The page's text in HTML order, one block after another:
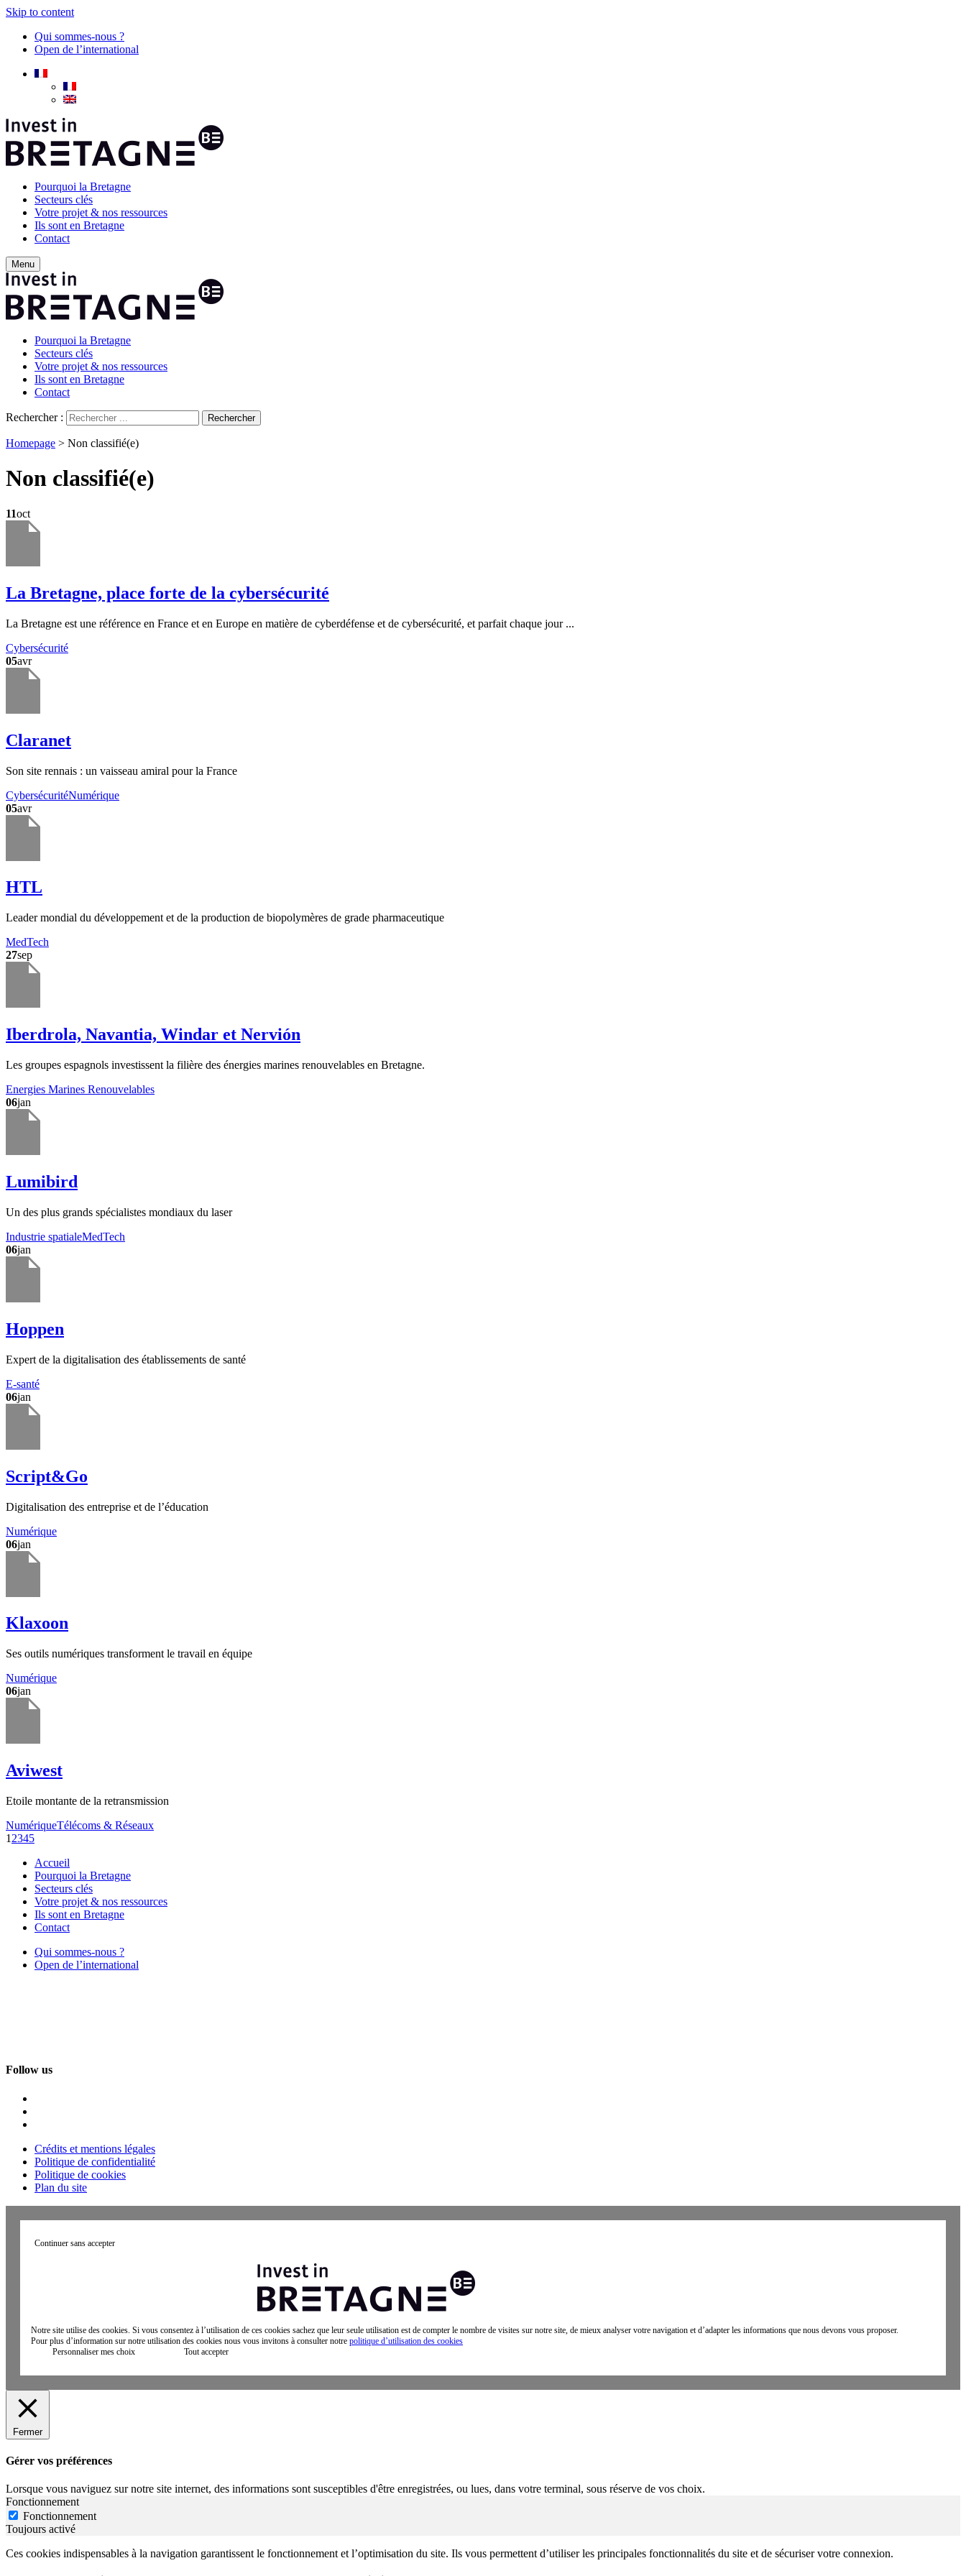
Skip to content
Qui sommes-nous ?
Open de l’international
Pourquoi la Bretagne
Secteurs clés
Votre projet & nos ressources
Ils sont en Bretagne
Contact
Menu
Pourquoi la Bretagne
Secteurs clés
Votre projet & nos ressources
Ils sont en Bretagne
Contact
Rechercher :
Homepage > Non classifié(e)
Non classifié(e)
11oct
La Bretagne, place forte de la cybersécurité
La Bretagne est une référence en France et en Europe en matière de cyberdéfense et de cybersécurité, et parfait chaque jour ...
Cybersécurité
05avr
Claranet
Son site rennais : un vaisseau amiral pour la France
CybersécuritéNumérique
05avr
HTL
Leader mondial du développement et de la production de biopolymères de grade pharmaceutique
MedTech
27sep
Iberdrola, Navantia, Windar et Nervión
Les groupes espagnols investissent la filière des énergies marines renouvelables en Bretagne.
Energies Marines Renouvelables
06jan
Lumibird
Un des plus grands spécialistes mondiaux du laser
Industrie spatialeMedTech
06jan
Hoppen
Expert de la digitalisation des établissements de santé
E-santé
06jan
Script&Go
Digitalisation des entreprise et de l’éducation
Numérique
06jan
Klaxoon
Ses outils numériques transforment le travail en équipe
Numérique
06jan
Aviwest
Etoile montante de la retransmission
NumériqueTélécoms & Réseaux
1 2345
Accueil
Pourquoi la Bretagne
Secteurs clés
Votre projet & nos ressources
Ils sont en Bretagne
Contact
Qui sommes-nous ?
Open de l’international
Follow us
Crédits et mentions légales
Politique de confidentialité
Politique de cookies
Plan du site
Continuer sans accepter
Notre site utilise des cookies. Si vous consentez à l’utilisation de ces cookies sachez que leur seule utilisation est de compter le nombre de visites sur notre site, de mieux analyser votre navigation et d’adapter les informations que nous devons vous proposer.
Pour plus d’information sur notre utilisation des cookies nous vous invitons à consulter notre politique d’utilisation des cookies
Personnaliser mes choix
Tout accepter
Fermer
Gérer vos préférences
Lorsque vous naviguez sur notre site internet, des informations sont susceptibles d'être enregistrées, ou lues, dans votre terminal, sous réserve de vos choix.
Fonctionnement
Fonctionnement
Toujours activé
Ces cookies indispensables à la navigation garantissent le fonctionnement et l’optimisation du site. Ils vous permettent d’utiliser les principales fonctionnalités du site et de sécuriser votre connexion.